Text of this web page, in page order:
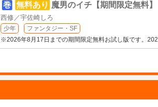
巻 無料あり 魔男のイチ【期間限定無料】
西修／宇佐崎しろ
少年
ファンタジー・SF
※2026年8月17日までの期間限定無料お試し版です。